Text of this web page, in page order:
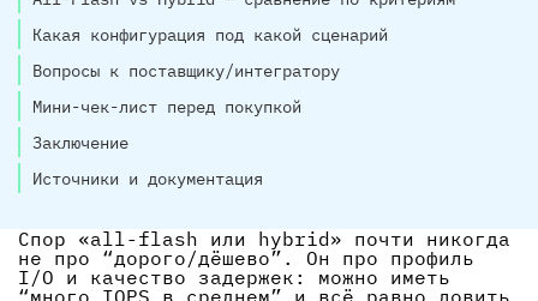
Какая конфигурация под какой сценарий
Вопросы к поставщику/интегратору
Мини-чек-лист перед покупкой
Заключение
Источники и документация
Спор «all-flash или hybrid» почти никогда
не про “дорого/дёшево”. Он про профиль
I/O и качество задержек: можно иметь